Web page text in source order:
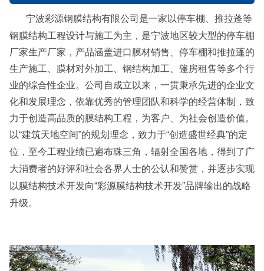
宁波彩源钢膜结构有限公司是一家以停车棚、推拉蓬等
钢膜结构工程设计与施工为主，是宁波地区较大型的停车棚
厂家生产厂家，产品涵盖进口膜材销售、停车棚和推拉蓬的
生产施工、膜材对外加工、钢结构加工、篷房租售等多个行
业的综合性企业。公司自成立以来，一贯秉承先进的企业文
化和发展理念，依靠优秀的管理团队和科学的经营体制，致
力于创造高品质的膜结构工程，为客户、为社会创造价值。
以“建筑天地空间”的规划理念，致力于“创造盛世经典”的定
位，至今工程业绩已遍布珠三角，辐射全国各地，得到了广
大消费者的好评和社会各界人士的公认和赞赏，并逐步实现
以膜结构技术开发向“彩源膜结构技术开发”品牌输出的战略
升级。